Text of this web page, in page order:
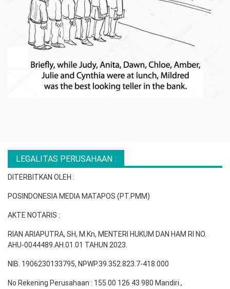
LEGALITAS PERUSAHAAN :
DITERBITKAN OLEH :
POSINDONESIA MEDIA MATAPOS (PT.PMM)
AKTE NOTARIS :
RIAN ARIAPUTRA, SH, M.Kn, MENTERI HUKUM DAN HAM RI NO.
AHU-0044489.AH.01.01 TAHUN 2023.
NIB. 1906230133795, NPWP.39.352.823.7-418.000
No Rekening Perusahaan : 155 00 126 43 980 Mandiri.,